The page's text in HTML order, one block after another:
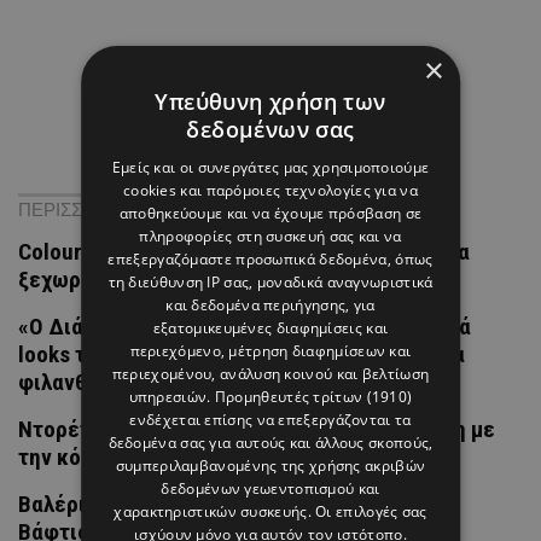
ΠΕΡΙΣΣΟΤΕΡΑ ΝΕΑ
Colour Crush: 3 τσάντες που δεν φοβούνται να
ξεχωρίσουν (και καλό είναι ούτε και εσύ)
«Ο Διάβολος Φοράει Prada 2»: Τα εμβληματικά
looks της ταινίας βγαίνουν σε δημοπρασία για
φιλανθρωπικό σκοπό
Ντορέττα Παπαδημητρίου: Η γλυκιά ανάρτηση με
την κόρη της Μαίρης Συνατσάκη
Βαλέρια Χοψονίδου & Αντώνης Βλωτιδέλλης:
Βάφτισαν τον μονάκριβο γιο τους
×
Υπεύθυνη χρήση των
δεδομένων σας
Εμείς και οι συνεργάτες μας χρησιμοποιούμε
cookies και παρόμοιες τεχνολογίες για να
αποθηκεύουμε και να έχουμε πρόσβαση σε
πληροφορίες στη συσκευή σας και να
επεξεργαζόμαστε προσωπικά δεδομένα, όπως
τη διεύθυνση IP σας, μοναδικά αναγνωριστικά
και δεδομένα περιήγησης, για
εξατομικευμένες διαφημίσεις και
περιεχόμενο, μέτρηση διαφημίσεων και
περιεχομένου, ανάλυση κοινού και βελτίωση
υπηρεσιών. Προμηθευτές τρίτων (1910)
ενδέχεται επίσης να επεξεργάζονται τα
δεδομένα σας για αυτούς και άλλους σκοπούς,
συμπεριλαμβανομένης της χρήσης ακριβών
δεδομένων γεωεντοπισμού και
χαρακτηριστικών συσκευής. Οι επιλογές σας
ισχύουν μόνο για αυτόν τον ιστότοπο.